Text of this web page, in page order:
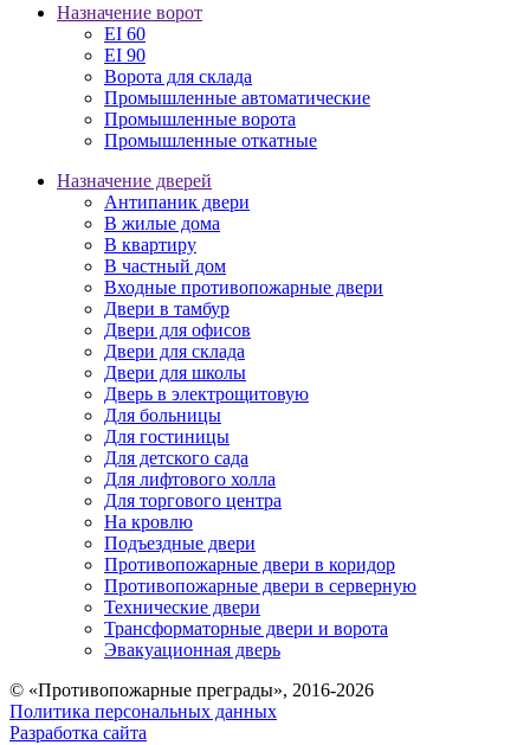
Назначение ворот
EI 60
EI 90
Ворота для склада
Промышленные автоматические
Промышленные ворота
Промышленные откатные
Назначение дверей
Антипаник двери
В жилые дома
В квартиру
В частный дом
Входные противопожарные двери
Двери в тамбур
Двери для офисов
Двери для склада
Двери для школы
Дверь в электрощитовую
Для больницы
Для гостиницы
Для детского сада
Для лифтового холла
Для торгового центра
На кровлю
Подъездные двери
Противопожарные двери в коридор
Противопожарные двери в серверную
Технические двери
Трансформаторные двери и ворота
Эвакуационная дверь
© «Противопожарные преграды», 2016-2026
Политика персональных данных
Разработка сайта